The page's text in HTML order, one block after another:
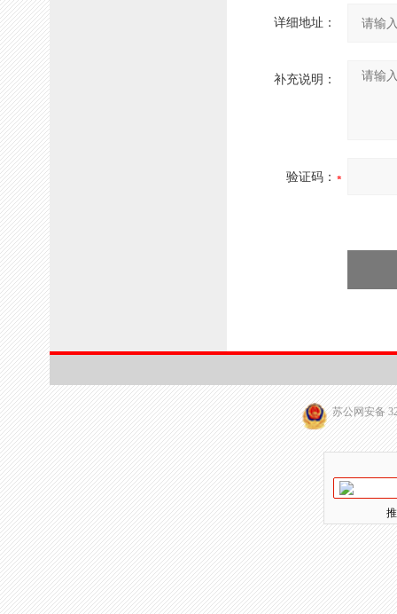
详细地址：
补充说明：
验证码：
苏公网安备